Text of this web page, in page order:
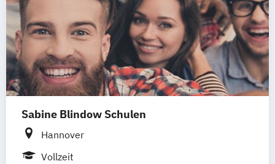
Sabine Blindow Schulen
Hannover
Vollzeit